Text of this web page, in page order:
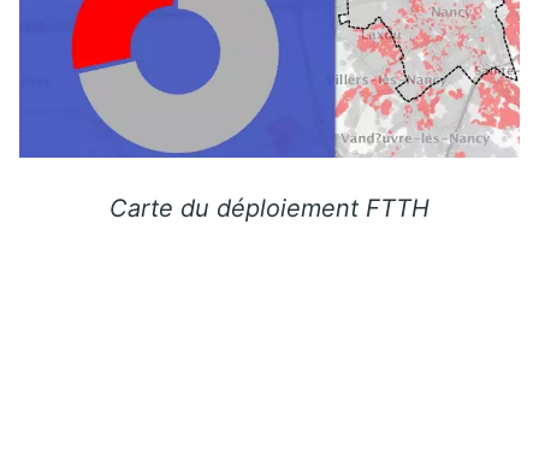
Carte du déploiement FTTH